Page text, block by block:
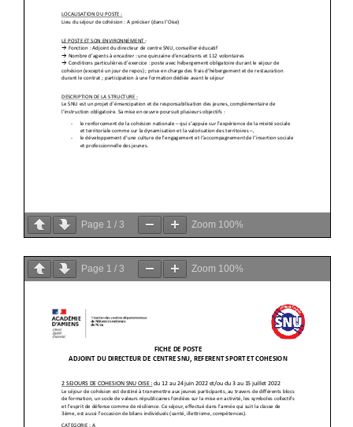
Page 1 / 3 Zoom 100%
Page 1 / 3 Zoom 100%